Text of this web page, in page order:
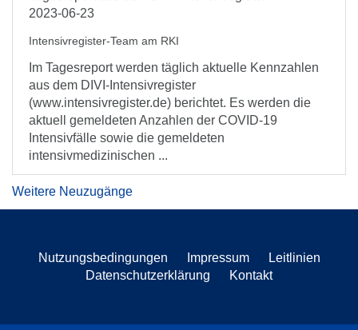
2023-06-23
Intensivregister-Team am RKI
Im Tagesreport werden täglich aktuelle Kennzahlen
aus dem DIVI-Intensivregister
(www.intensivregister.de) berichtet. Es werden die
aktuell gemeldeten Anzahlen der COVID-19
Intensivfälle sowie die gemeldeten
intensivmedizinischen ...
Weitere Neuzugänge
Nutzungsbedingungen Impressum
Leitlinien
Datenschutzerklärung
Kontakt